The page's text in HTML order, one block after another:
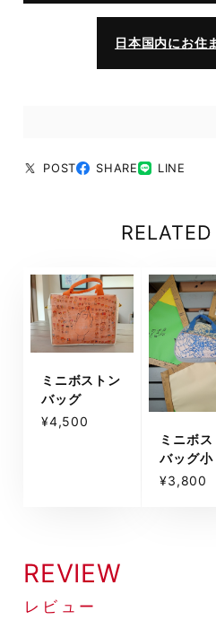
日本国内にお住
POST SHARE LINE
ミニボストン
バッグ
¥4,500
ミニボス
バッグ小
¥3,800
REVIEW
レビュー